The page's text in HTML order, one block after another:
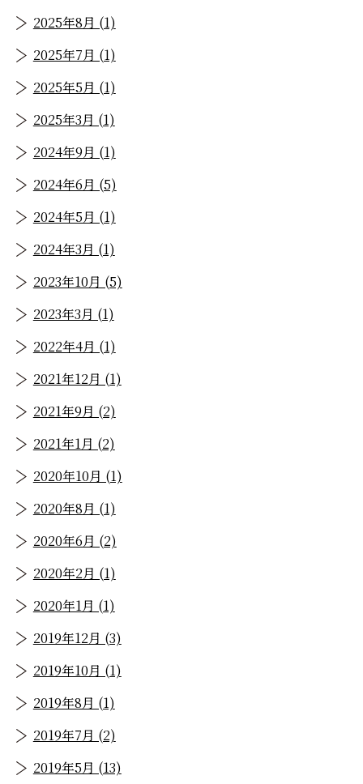
2025年8月 (1)
2025年7月 (1)
2025年5月 (1)
2025年3月 (1)
2024年9月 (1)
2024年6月 (5)
2024年5月 (1)
2024年3月 (1)
2023年10月 (5)
2023年3月 (1)
2022年4月 (1)
2021年12月 (1)
2021年9月 (2)
2021年1月 (2)
2020年10月 (1)
2020年8月 (1)
2020年6月 (2)
2020年2月 (1)
2020年1月 (1)
2019年12月 (3)
2019年10月 (1)
2019年8月 (1)
2019年7月 (2)
2019年5月 (13)